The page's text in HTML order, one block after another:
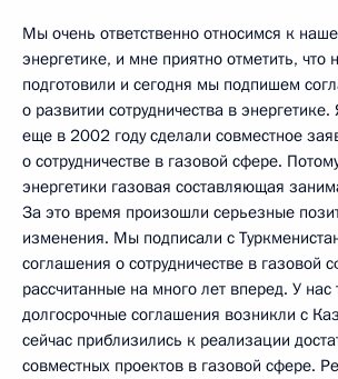
Мы очень ответственно относимся к
энергетике, и мне приятно отметить, что
подготовили и сегодня мы подпишем
о развитии сотрудничества в
еще в 2002 году сделали совместное
о сотрудничестве в газовой сфере.
энергетики газовая составляющая
За это время произошли серьезные
изменения. Мы подписали с
соглашения о сотрудничестве в газовой
рассчитанные на много лет вперед. У
долгосрочные соглашения возникли с
сейчас приблизились к реализации
совместных проектов в газовой сфере.